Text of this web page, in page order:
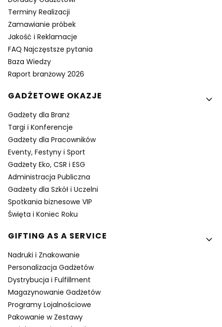
Terminy Realizacji
Zamawianie próbek
Jakość i Reklamacje
FAQ Najczęstsze pytania
Baza Wiedzy
Raport branżowy 2026
GADŻETOWE OKAZJE
Gadżety dla Branż
Targi i Konferencje
Gadżety dla Pracowników
Eventy, Festyny i Sport
Gadżety Eko, CSR i ESG
Administracja Publiczna
Gadżety dla Szkół i Uczelni
Spotkania biznesowe VIP
Święta i Koniec Roku
GIFTING AS A SERVICE
Nadruki i Znakowanie
Personalizacja Gadżetów
Dystrybucja i Fulfillment
Magazynowanie Gadżetów
Programy Lojalnościowe
Pakowanie w Zestawy